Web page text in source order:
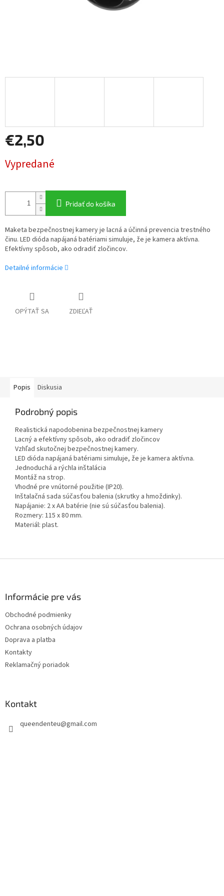
€2,50
cena:
Vypredané
Pridať do košíka
Maketa bezpečnostnej kamery je lacná a účinná prevencia trestného
činu. LED dióda napájaná batériami simuluje, že je kamera aktívna.
Efektívny spôsob, ako odradiť zločincov.
Detailné informácie
OPÝTAŤ SA ZDIEĽAŤ
Popis Diskusia
Podrobný popis
Realistická napodobenina bezpečnostnej kamery
Lacný a efektívny spôsob, ako odradiť zločincov
Vzhľad skutočnej bezpečnostnej kamery.
LED dióda napájaná batériami simuluje, že je kamera aktívna.
Jednoduchá a rýchla inštalácia
Montáž na strop.
Vhodné pre vnútorné použitie (IP20).
Inštalačná sada súčasťou balenia (skrutky a hmoždinky).
Napájanie: 2 x AA batérie (nie sú súčasťou balenia).
Rozmery: 115 x 80 mm.
Materiál: plast.
Informácie pre vás
Obchodné podmienky
Ochrana osobných údajov
Doprava a platba
Kontakty
Reklamačný poriadok
Kontakt
queendenteu@gmail.com